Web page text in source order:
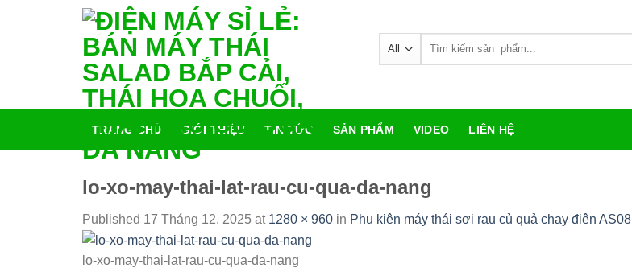
for:
TRANG CHỦ GIỚI THIỆU TIN TỨC SẢN PHẨM VIDEO LIÊN HỆ
lo-xo-may-thai-lat-rau-cu-qua-da-nang
Published 17 Tháng 12, 2025 at 1280 × 960 in Phụ kiện máy thái sợi rau củ quả chạy điện AS08
lo-xo-may-thai-lat-rau-cu-qua-da-nang